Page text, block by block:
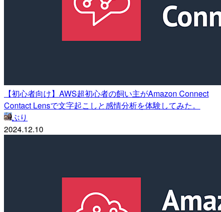
【初心者向け】AWS超初心者の飼い主がAmazon Connect
Contact Lensで文字起こしと感情分析を体験してみた。
ぶり
2024.12.10